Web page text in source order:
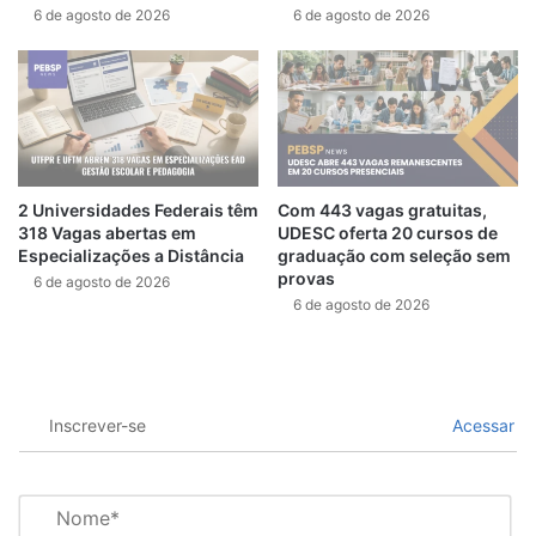
6 de agosto de 2026 6 de agosto de 2026
2 Universidades Federais têm
318 Vagas abertas em
Especializações a Distância
6 de agosto de 2026
Com 443 vagas gratuitas,
UDESC oferta 20 cursos de
graduação com seleção sem
provas
6 de agosto de 2026
Inscrever-se Acessar